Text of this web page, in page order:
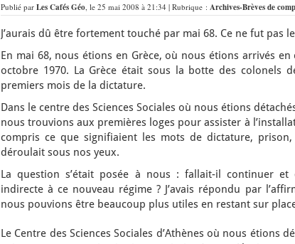
Publié par Les Cafés Géo, le 25 mai 2008 à 21:34 | Rubrique : Archives-Brèves de
J’aurais dû être fortement touché par mai 68. Ce ne fut pas
En mai 68, nous étions en Grèce, où nous étions arrivés
octobre 1970. La Grèce était sous la botte des colonels
premiers mois de la dictature.
Dans le centre des Sciences Sociales où nous étions
nous trouvions aux premières loges pour assister à
compris ce que signifiaient les mots de dictature,
déroulait sous nos yeux.
La question s’était posée à nous : fallait-il continuer
indirecte à ce nouveau régime ? J’avais répondu par
nous pouvions être beaucoup plus utiles en restant sur
Le Centre des Sciences Sociales d’Athènes où nous étions